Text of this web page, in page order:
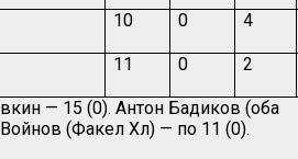
10 0 4
11 0 2
— 15 (0). Антон Бадиков (оба
(Факел Хл) — по 11 (0).